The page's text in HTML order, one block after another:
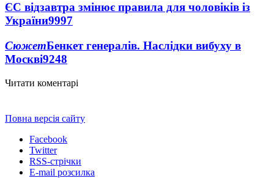
ЄС відзавтра змінює правила для чоловіків із
України9997
СюжетБенкет генералів. Наслідки вибуху в
Москві9248
Читати коментарі
Повна версія сайту
Facebook
Twitter
RSS-стрічки
E-mail розсилка